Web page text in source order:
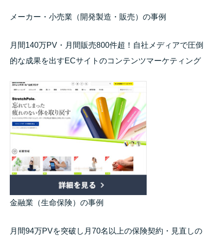
メーカー・小売業（開発製造・販売）の事例
月間140万PV・月間販売800件超！自社メディアで圧倒
的な成果を出すECサイトのコンテンツマーケティング
金融業（生命保険）の事例
月間94万PVを突破し月70名以上の保険契約・見直しの